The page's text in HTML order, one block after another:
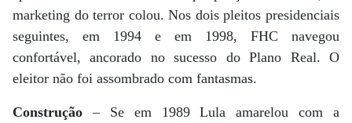
marketing do terror colou. Nos dois pleitos presidenciais
seguintes, em 1994 e em 1998, FHC navegou
confortável, ancorado no sucesso do Plano Real. O
eleitor não foi assombrado com fantasmas.
Construção – Se em 1989 Lula amarelou com a